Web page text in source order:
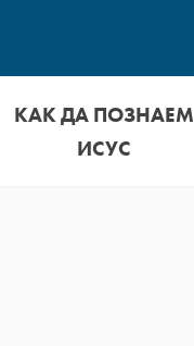
КАК ДА ПОЗНАЕМ
ИСУС